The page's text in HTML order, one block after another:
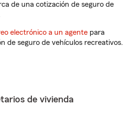
de una cotización de seguro de
electrónico a un agente para
de seguro de vehículos recreativos.
de vivienda